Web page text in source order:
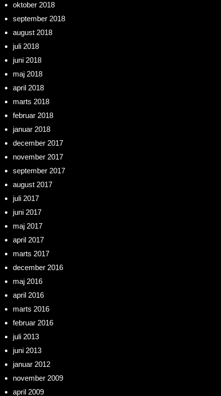
oktober 2018
september 2018
august 2018
juli 2018
juni 2018
maj 2018
april 2018
marts 2018
februar 2018
januar 2018
december 2017
november 2017
september 2017
august 2017
juli 2017
juni 2017
maj 2017
april 2017
marts 2017
december 2016
maj 2016
april 2016
marts 2016
februar 2016
juli 2013
juni 2013
januar 2012
november 2009
april 2009